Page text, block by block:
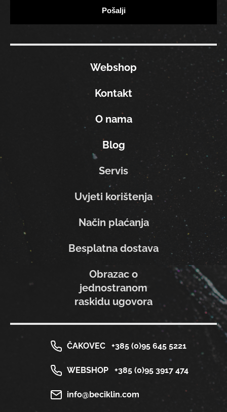
Webshop
Kontakt
O nama
Blog
Servis
Uvjeti korištenja
Način plaćanja
Besplatna dostava
Obrazac o
jednostranom
raskidu ugovora
ČAKOVEC +385 (0)95 645 5221
WEBSHOP +385 (0)95 3917 474
info@beciklin.com